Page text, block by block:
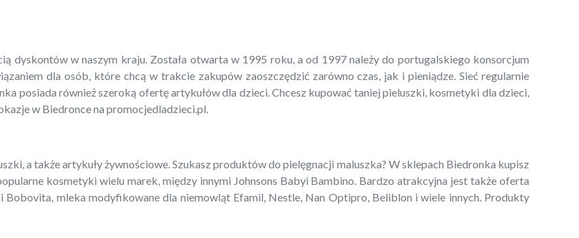
dyskontów w naszym kraju. Została otwarta w 1995 roku, a od 1997 należy do portugalskiego konsorcjum
dla osób, które chcą w trakcie zakupów zaoszczędzić zarówno czas, jak i pieniądze. Sieć regularnie
posiada również szeroką ofertę artykułów dla dzieci. Chcesz kupować taniej pieluszki, kosmetyki dla dzieci,
w Biedronce na promocjedladzieci.pl.
a także artykuły żywnościowe. Szukasz produktów do pielęgnacji maluszka? W sklepach Biedronka kupisz
kosmetyki wielu marek, między innymi Johnsons Babyi Bambino. Bardzo atrakcyjna jest także oferta
mleka modyfikowane dla niemowląt Efamil, Nestle, Nan Optipro, Beliblon i wiele innych. Produkty